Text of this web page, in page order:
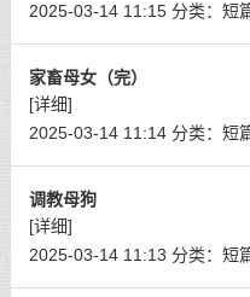
2025-03-14 11:15 分类： 短
家畜母女（完）
[详细]
2025-03-14 11:14 分类： 短
调教母狗
[详细]
2025-03-14 11:13 分类： 短